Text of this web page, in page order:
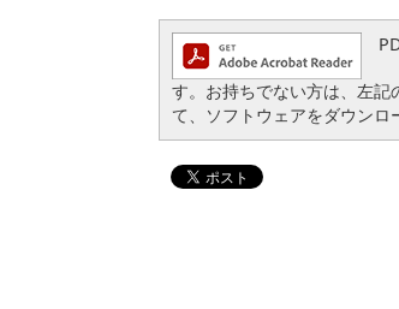
す。お持ちでない方は、左
て、ソフトウェアをダウンロ